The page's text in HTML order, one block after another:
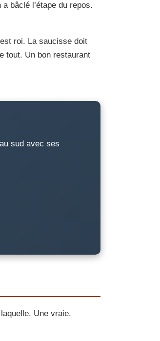
bâclé l’étape du repos.
roi. La saucisse doit
tout. Un bon restaurant
sud avec ses
Une vraie.